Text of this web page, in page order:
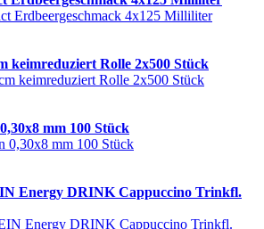
keimreduziert Rolle 2x500 Stück
mm 100 Stück
Energy DRINK Cappuccino Trinkfl.